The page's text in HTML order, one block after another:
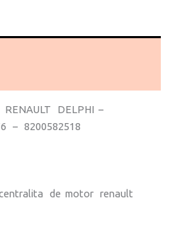
DELPHI –
– 8200582518
de motor renault